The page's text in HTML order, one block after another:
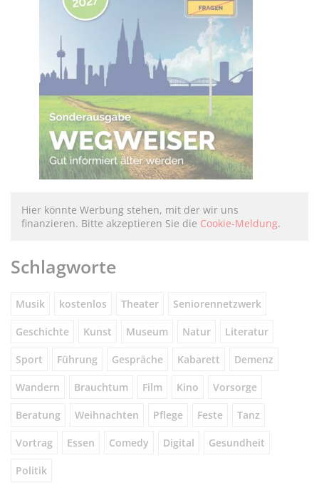
Hier könnte Werbung stehen, mit der wir uns
finanzieren. Bitte akzeptieren Sie die Cookie-Meldung.
Schlagworte
Musik kostenlos Theater Seniorennetzwerk
Geschichte Kunst Museum Natur Literatur
Sport Führung Gespräche Kabarett Demenz
Wandern Brauchtum Film Kino Vorsorge
Beratung Weihnachten Pflege Feste Tanz
Vortrag Essen Comedy Digital Gesundheit
Politik